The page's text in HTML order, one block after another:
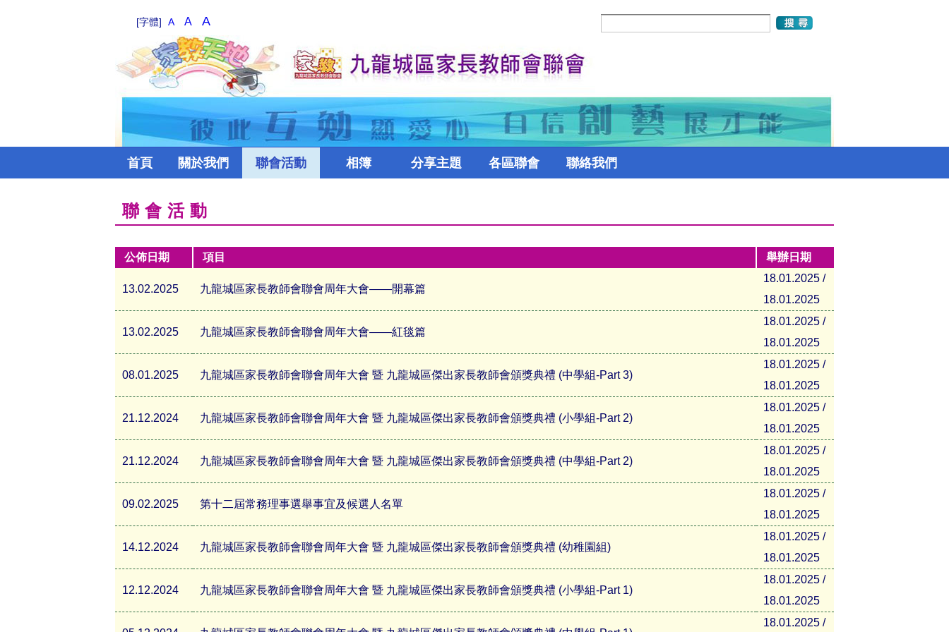
[字體] A A A
首頁 關於我們 聯會活動 相簿 分享主題 各區聯會 聯絡我們
聯會活動
公佈日期 項目 舉辦日期
13.02.2025 九龍城區家長教師會聯會周年大會——開幕篇
18.01.2025 /
18.01.2025
13.02.2025 九龍城區家長教師會聯會周年大會——紅毯篇
18.01.2025 /
18.01.2025
08.01.2025 九龍城區家長教師會聯會周年大會 暨 九龍城區傑出家長教師會頒獎典禮 (中學組-Part 3)
18.01.2025 /
18.01.2025
21.12.2024 九龍城區家長教師會聯會周年大會 暨 九龍城區傑出家長教師會頒獎典禮 (小學組-Part 2)
18.01.2025 /
18.01.2025
21.12.2024 九龍城區家長教師會聯會周年大會 暨 九龍城區傑出家長教師會頒獎典禮 (中學組-Part 2)
18.01.2025 /
18.01.2025
09.02.2025 第十二屆常務理事選舉事宜及候選人名單
18.01.2025 /
18.01.2025
14.12.2024 九龍城區家長教師會聯會周年大會 暨 九龍城區傑出家長教師會頒獎典禮 (幼稚園組)
18.01.2025 /
18.01.2025
12.12.2024 九龍城區家長教師會聯會周年大會 暨 九龍城區傑出家長教師會頒獎典禮 (小學組-Part 1)
18.01.2025 /
18.01.2025
18.01.2025 /